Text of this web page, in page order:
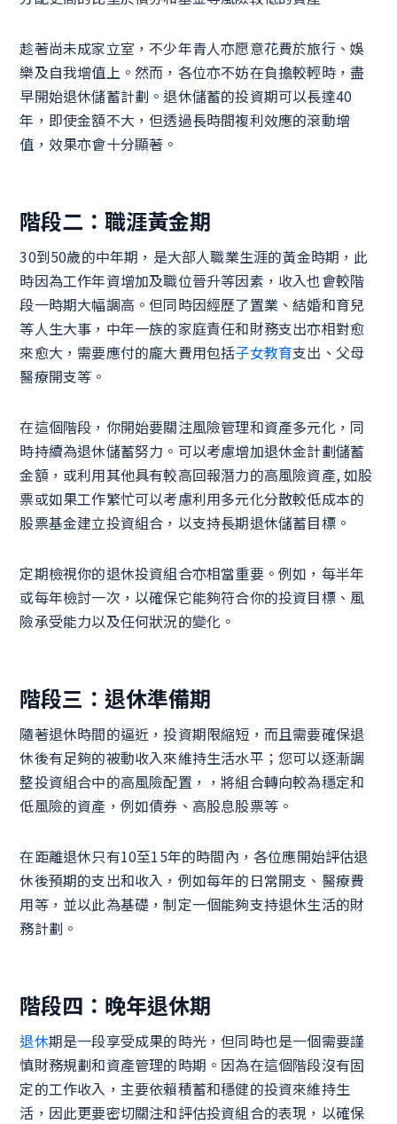
趁著尚未成家立室，不少年青人亦愿意花費於旅行、娛
樂及自我增值上。然而，各位亦不妨在負擔較輕時，盡
早開始退休儲蓄計劃。退休儲蓄的投資期可以長達40
年，即使金額不大，但透過長時間複利效應的滾動增
值，效果亦會十分顯著。
階段二：職涯黃金期
30到50歲的中年期，是大部人職業生涯的黃金時期，此
時因為工作年資增加及職位晉升等因素，收入也會較階
段一時期大幅調高。但同時因經歷了置業、結婚和育兒
等人生大事，中年一族的家庭責任和財務支出亦相對愈
來愈大，需要應付的龐大費用包括子女教育支出、父母
醫療開支等。
在這個階段，你開始要關注風險管理和資產多元化，同
時持續為退休儲蓄努力。可以考慮增加退休金計劃儲蓄
金額，或利用其他具有較高回報潛力的高風險資產, 如股
票或如果工作繁忙可以考慮利用多元化分散較低成本的
股票基金建立投資組合，以支持長期退休儲蓄目標。
定期檢視你的退休投資組合亦相當重要。例如，每半年
或每年檢討一次，以確保它能夠符合你的投資目標、風
險承受能力以及任何狀況的變化。
階段三：退休準備期
隨著退休時間的逼近，投資期限縮短，而且需要確保退
休後有足夠的被動收入來維持生活水平；您可以逐漸調
整投資組合中的高風險配置，，將組合轉向較為穩定和
低風險的資產，例如債券、高股息股票等。
在距離退休只有10至15年的時間內，各位應開始評估退
休後預期的支出和收入，例如每年的日常開支、醫療費
用等，並以此為基礎，制定一個能夠支持退休生活的財
務計劃。
階段四：晚年退休期
退休期是一段享受成果的時光，但同時也是一個需要謹
慎財務規劃和資產管理的時期。因為在這個階段沒有固
定的工作收入，主要依賴積蓄和穩健的投資來維持生
活，因此更要密切關注和評估投資組合的表現，以確保